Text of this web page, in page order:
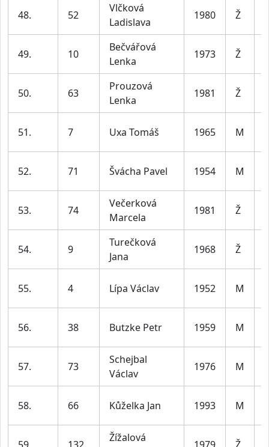
48. 52
Vlčková
Ladislava
1980 Ž
49. 10
Bečvářová
Lenka
1973 Ž
50. 63
Prouzová
Lenka
1981 Ž
51. 7 Uxa Tomáš 1965 M
52. 71 Švácha Pavel 1954 M
53. 74
Večerková
Marcela
1981 Ž
54. 9
Turečková
Jana
1968 Ž
55. 4 Lípa Václav 1952 M
56. 38 Butzke Petr 1959 M
57. 73
Schejbal
Václav
1976 M
58. 66 Kůželka Jan 1993 M
Žížalová